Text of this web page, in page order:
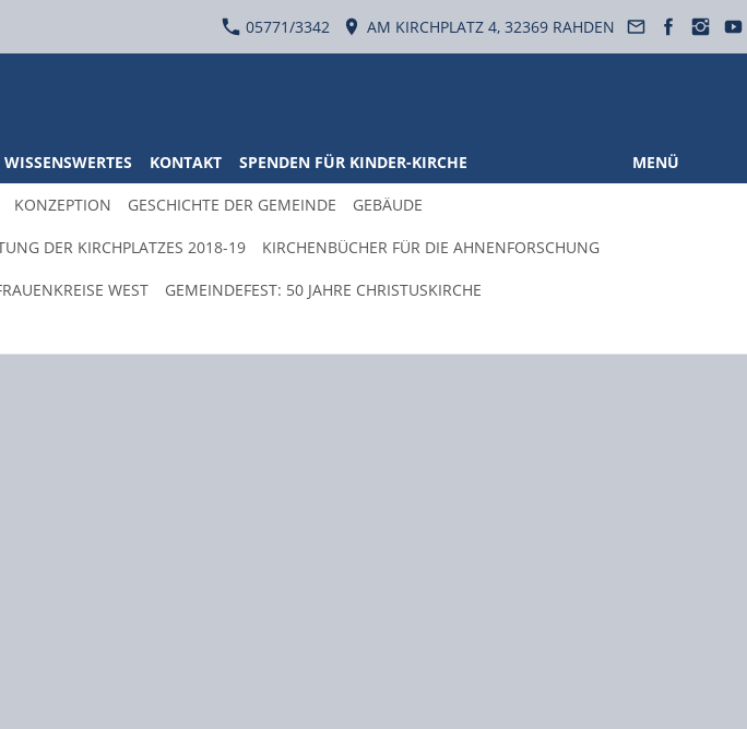
05771/3342 AM KIRCHPLATZ 4, 32369 RAHDEN
WISSENSWERTES KONTAKT SPENDEN FÜR KINDER-KIRCHE MENÜ
KONZEPTION GESCHICHTE DER GEMEINDE GEBÄUDE
DER KIRCHPLATZES 2018-19 KIRCHENBÜCHER FÜR DIE AHNENFORSCHUNG
WEST GEMEINDEFEST: 50 JAHRE CHRISTUSKIRCHE